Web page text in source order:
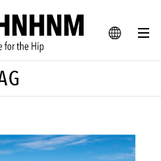
JA
SNAP
ー、ライフスタイルWEBマガジン
#憧れの逸品